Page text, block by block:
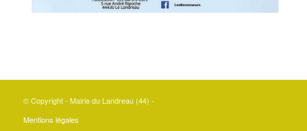
© Copyright - Mairie du Landreau (44) -
Mentions légales